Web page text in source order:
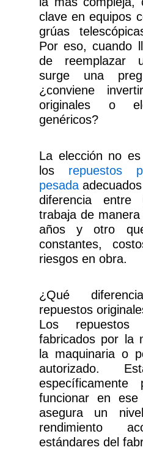
clave en equipos
grúas
Por eso, cuando
de reemplazar
surge una
¿conviene
originales o
genéricos?
La elección no
los repuestos
pesada
diferencia
trabaja de
años y otro
constantes,
riesgos en obra.
¿Qué
repuestos
Los repuestos
fabricados por la
la maquinaria o
autorizado.
funcionar en
asegura un
rendimiento
estándares del